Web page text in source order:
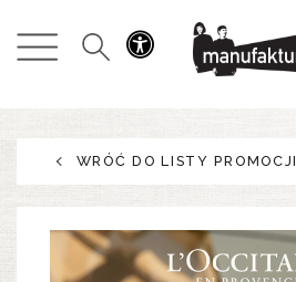
WYDARZENIA
PROMOCJE
ROZRYWKA
WRÓĆ DO LISTY PROMOCJI